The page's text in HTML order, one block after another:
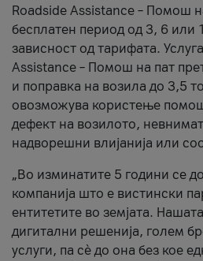
Roadside Assistance – Помош
бесплатен период од 3, 6 или
зависност од тарифата.
Assistance – Помош на пат
и поправка на возила до 3,5
овозможува користење помош
дефект на возилото,
надворешни влијанија или
„Во изминатите 5 години се
компанија што е вистински
ентитетите во земјата.
дигитални решенија, голем
услуги, па сè до она без кое